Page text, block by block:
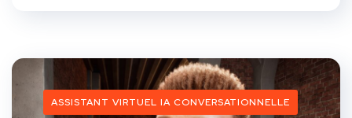
ASSISTANT VIRTUEL IA CONVERSATIONNELLE